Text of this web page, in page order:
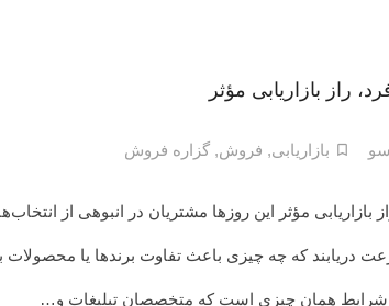
راز بازاریابی مؤثر
بازاریابی, فروش,گزاره فروش
مؤثر این روزها مشتریان در انبوهی از
دریابند که چه چیزی باعث تفاوت برندها یا
شرایط همان چیزی است که متخصصان تبلیغات و…